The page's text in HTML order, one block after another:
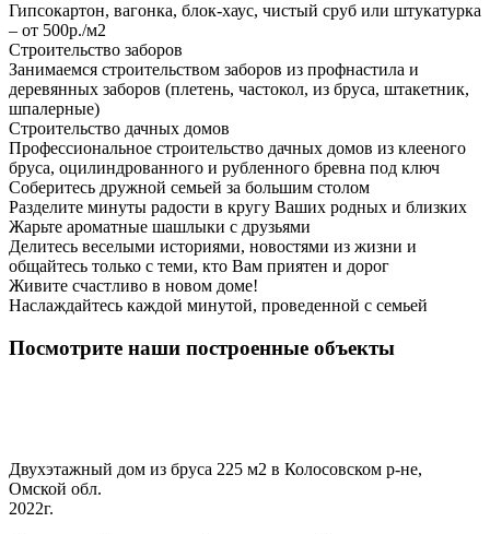
Гипсокартон, вагонка, блок-хаус, чистый сруб или штукатурка
– от 500р./м2
Строительство заборов
Занимаемся строительством заборов из профнастила и
деревянных заборов (плетень, частокол, из бруса, штакетник,
шпалерные)
Строительство дачных домов
Профессиональное строительство дачных домов из клееного
бруса, оцилиндрованного и рубленного бревна под ключ
Соберитесь дружной семьей за большим столом
Разделите минуты радости в кругу Ваших родных и близких
Жарьте ароматные шашлыки с друзьями
Делитесь веселыми историями, новостями из жизни и
общайтесь только с теми, кто Вам приятен и дорог
Живите счастливо в новом доме!
Наслаждайтесь каждой минутой, проведенной с семьей
Посмотрите наши построенные объекты
Двухэтажный дом из бруса 225 м2 в Колосовском р-не,
Омской обл.
2022г.